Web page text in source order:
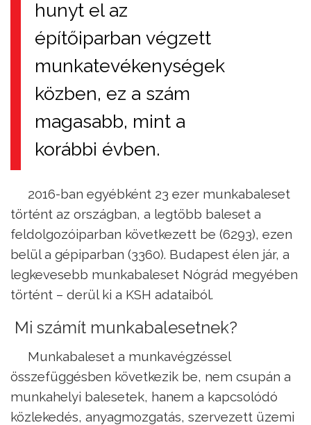
hunyt el az
építőiparban végzett
munkatevékenységek
közben, ez a szám
magasabb, mint a
korábbi évben.
2016-ban egyébként 23 ezer munkabaleset
történt az országban, a legtöbb baleset a
feldolgozóiparban következett be (6293), ezen
belül a gépiparban (3360). Budapest élen jár, a
legkevesebb munkabaleset Nógrád megyében
történt – derül ki a KSH adataiból.
Mi számít munkabalesetnek?
Munkabaleset a munkavégzéssel
összefüggésben következik be, nem csupán a
munkahelyi balesetek, hanem a kapcsolódó
közlekedés, anyagmozgatás, szervezett üzemi